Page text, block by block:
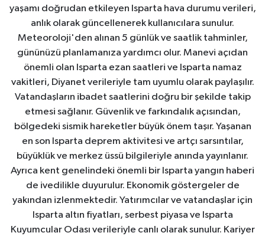
yaşamı doğrudan etkileyen Isparta hava durumu verileri,
anlık olarak güncellenerek kullanıcılara sunulur.
Meteoroloji'den alınan 5 günlük ve saatlik tahminler,
gününüzü planlamanıza yardımcı olur. Manevi açıdan
önemli olan Isparta ezan saatleri ve Isparta namaz
vakitleri, Diyanet verileriyle tam uyumlu olarak paylaşılır.
Vatandaşların ibadet saatlerini doğru bir şekilde takip
etmesi sağlanır. Güvenlik ve farkındalık açısından,
bölgedeki sismik hareketler büyük önem taşır. Yaşanan
en son Isparta deprem aktivitesi ve artçı sarsıntılar,
büyüklük ve merkez üssü bilgileriyle anında yayınlanır.
Ayrıca kent genelindeki önemli bir Isparta yangın haberi
de ivedilikle duyurulur. Ekonomik göstergeler de
yakından izlenmektedir. Yatırımcılar ve vatandaşlar için
Isparta altın fiyatları, serbest piyasa ve Isparta
Kuyumcular Odası verileriyle canlı olarak sunulur. Kariyer